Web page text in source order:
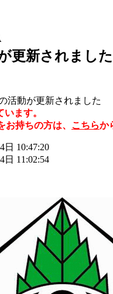
更新されました
活動が更新されました
ます。
持ちの方は、 こちらか
日 10:47:20
日 11:02:54